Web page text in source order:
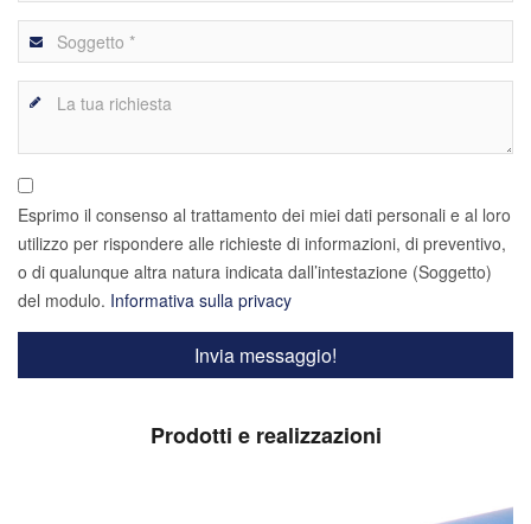
Esprimo il consenso al trattamento dei miei dati personali e al loro
utilizzo per rispondere alle richieste di informazioni, di preventivo,
o di qualunque altra natura indicata dall’intestazione (Soggetto)
del modulo. Informativa sulla privacy
Prodotti e realizzazioni